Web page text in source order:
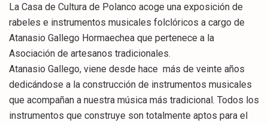
La Casa de Cultura de Polanco acoge una exposición de
rabeles e instrumentos musicales folclóricos a cargo de
Atanasio Gallego Hormaechea que pertenece a la
Asociación de artesanos tradicionales.
Atanasio Gallego, viene desde hace más de veinte años
dedicándose a la construcción de instrumentos musicales
que acompañan a nuestra música más tradicional. Todos los
instrumentos que construye son totalmente aptos para el